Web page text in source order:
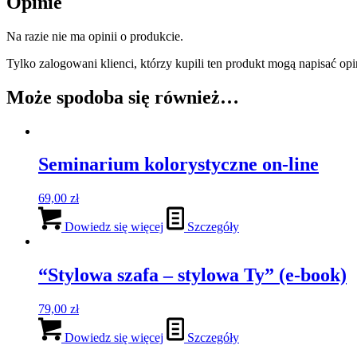
Na razie nie ma opinii o produkcie.
Tylko zalogowani klienci, którzy kupili ten produkt mogą napisać
Może spodoba się również…
Seminarium kolorystyczne on-line
69,00 zł
Dowiedz się więcej Szczegóły
“Stylowa szafa – stylowa Ty” (e-book)
79,00 zł
Dowiedz się więcej Szczegóły